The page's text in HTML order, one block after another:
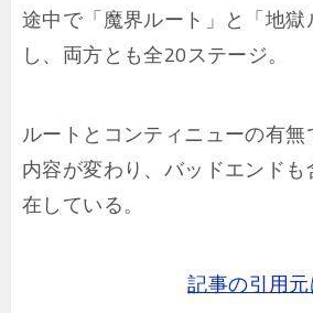
途中で「魔界ルート」と「地
し、両方とも全20ステージ。
ルートとコンティニューの有
内容が変わり、バッドエンド
在している。
記事の引用